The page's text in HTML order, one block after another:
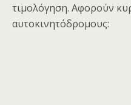
τιμολόγηση. Αφορούν
αυτοκινητόδρομους: